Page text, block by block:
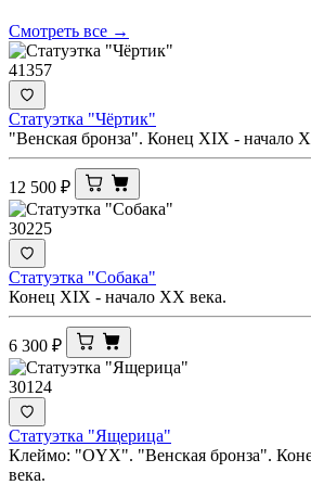
Смотреть все →
41357
Статуэтка "Чёртик"
"Венская бронза". Конец XIX - начало
12 500 ₽
30225
Статуэтка "Собака"
Конец XIX - начало ХХ века.
6 300 ₽
30124
Статуэтка "Ящерица"
Клеймо: "OYX". "Венская бронза".
века.